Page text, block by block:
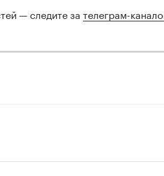
— следите за телеграм-